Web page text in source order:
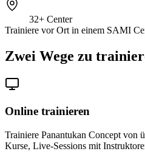
32+ Center
Trainiere vor Ort in einem SAMI
Zwei Wege zu
Online trainieren
Trainiere Panantukan Concept von
Kurse, Live-Sessions mit